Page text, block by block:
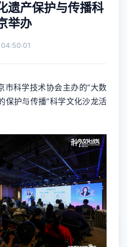
遗产保护与传播科
举办
科学技术协会主办的“大数
保护与传播”科学文化沙龙活